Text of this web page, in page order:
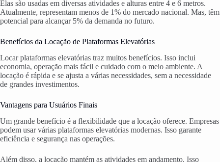
Elas são usadas em diversas atividades e alturas entre 4 e 6 metros.
Atualmente, representam menos de 1% do mercado nacional. Mas, têm
potencial para alcançar 5% da demanda no futuro.
Benefícios da Locação de Plataformas Elevatórias
Locar plataformas elevatórias traz muitos benefícios. Isso inclui
economia, operação mais fácil e cuidado com o meio ambiente. A
locação é rápida e se ajusta a várias necessidades, sem a necessidade
de grandes investimentos.
Vantagens para Usuários Finais
Um grande benefício é a flexibilidade que a locação oferece. Empresas
podem usar várias plataformas elevatórias modernas. Isso garante
eficiência e segurança nas operações.
Além disso, a locação mantém as atividades em andamento. Isso